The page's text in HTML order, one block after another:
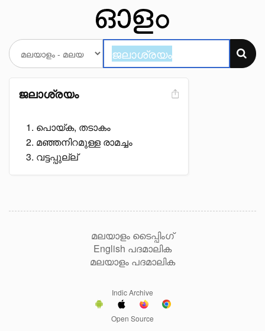
ജലാശ്രയം
പൊയ്ക, തടാകം
മഞ്ഞനിറമുള്ള രാമച്ചം
വട്ടപ്പുല്ല്
മലയാളം ടൈപ്പിംഗ്
English പദമാലിക
മലയാളം പദമാലിക
Indic Archive
Open Source